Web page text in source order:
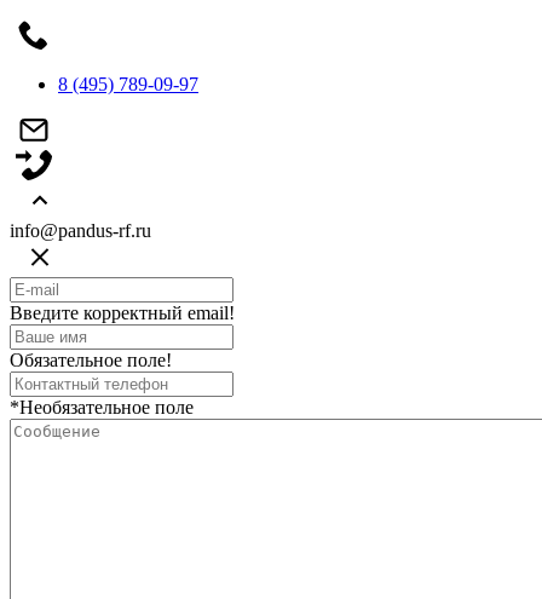
8 (495) 789-09-97
info@pandus-rf.ru
Введите корректный email!
Обязательное поле!
*Необязательное поле